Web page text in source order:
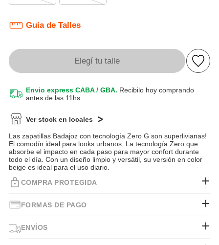
Guia de Talles
Elegí tu talle
Envio express CABA / GBA. Recibilo hoy comprando
antes de las 11hs
Ver stock en locales
Las zapatillas Badajoz con tecnología Zero G son superlivianas!
El comodín ideal para looks urbanos. La tecnología Zero que
absorbe el impacto en cada paso para mayor confort durante
todo el día. Con un diseño limpio y versátil, su versión en color
beige es ideal para el uso diario.
COMPRA PROTEGIDA
FORMAS DE PAGO
ENVÍOS